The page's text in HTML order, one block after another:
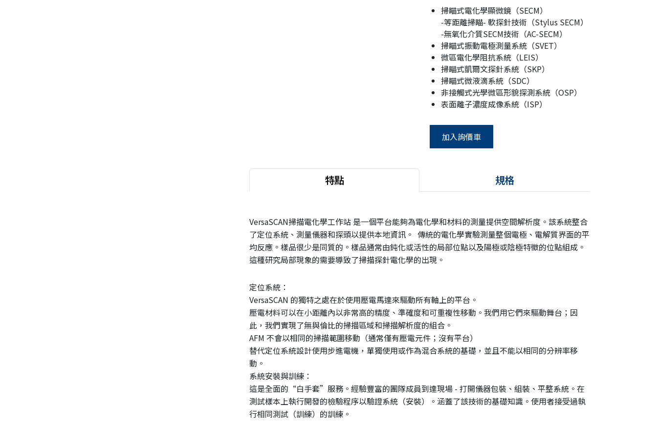
掃瞄式電化學顯微鏡（SECM）
-等距離掃瞄- 軟探針技術（Stylus SECM）
-無氧化介質SECM技術（AC-SECM）
掃瞄式振動電極測量系統（SVET）
微區電化學阻抗系統（LEIS）
掃瞄式凱爾文探針系統（SKP）
掃瞄式微液滴系統（SDC）
非接觸式光學微區形貌探測系統（OSP）
表面離子濃度成像系統（ISP）
加入詢價車
特點 規格
VersaSCAN掃描電化學工作站 是一個平台能夠為電化學和材料的測量提供空間解析度。該系統整合
了定位系統、測量儀器和探頭以提供本地資訊。 傳統的電化學實驗測量整個電極、電解質界面的平
均反應。樣品很少是同質的。樣品通常由鈍化或活性的局部位點以及陽極或陰極特徵的位點組成。
這種研究局部現象的需要導致了掃描探針電化學的出現。
定位系統：
VersaSCAN 的獨特之處在於使用壓電馬達來驅動所有軸上的平台。
壓電材料可以在小距離內以非常高的精度、準確度和可重複性移動。我們用它們來驅動舞台；因
此，我們實現了無與倫比的掃描區域和掃描解析度的組合。
AFM 不會以相同的掃描範圍移動（通常僅有壓電元件；沒有平台）
替代定位系統設計使用步進電機，單獨使用或作為混合系統的基礎，並且不能以相同的分辨率移
動。
系統安裝與訓練：
這是全面的“白手套”服務。經驗豐富的團隊成員到達現場 - 打開儀器包裝、組裝、平整系統。在
測試樣本上執行開發的檢驗程序以驗證系統（安裝）。涵蓋了該技術的基礎知識。使用者接受過執
行相同測試（訓練）的訓練。